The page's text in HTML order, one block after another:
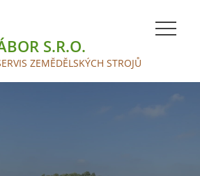
S.R.O.
ZEMĚDĚLSKÝCH STROJŮ